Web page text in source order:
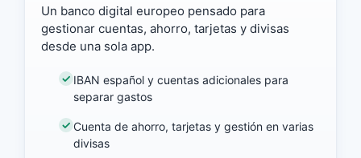
Un banco digital europeo pensado para
gestionar cuentas, ahorro, tarjetas y divisas
desde una sola app.
IBAN español y cuentas adicionales para
separar gastos
Cuenta de ahorro, tarjetas y gestión en varias
divisas